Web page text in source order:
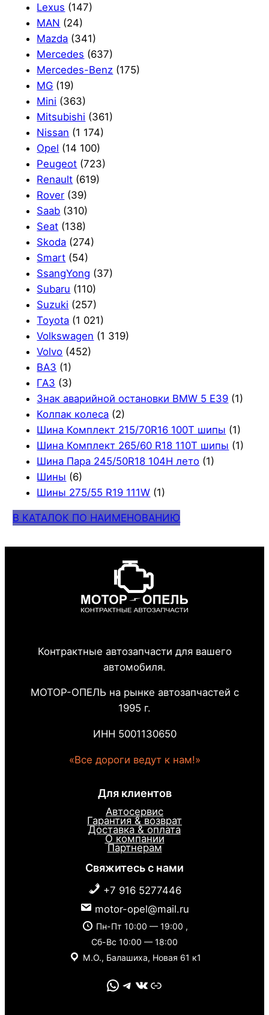
Lexus (147)
MAN (24)
Mazda (341)
Mercedes (637)
Mercedes-Benz (175)
MG (19)
Mini (363)
Mitsubishi (361)
Nissan (1 174)
Opel (14 100)
Peugeot (723)
Renault (619)
Rover (39)
Saab (310)
Seat (138)
Skoda (274)
Smart (54)
SsangYong (37)
Subaru (110)
Suzuki (257)
Toyota (1 021)
Volkswagen (1 319)
Volvo (452)
ВАЗ (1)
ГАЗ (3)
Знак аварийной остановки BMW 5 E39 (1)
Колпак колеса (2)
Шина Комплект 215/70R16 100T шипы (1)
Шина Комплект 265/60 R18 110T шипы (1)
Шина Пара 245/50R18 104H лето (1)
Шины (6)
Шины 275/55 R19 111W (1)
В КАТАЛОК ПО НАИМЕНОВАНИЮ
Контрактные автозапчасти для вашего
автомобиля.
МОТОР-ОПЕЛЬ на рынке автозапчастей с
1995 г.
ИНН 5001130650
«Все дороги ведут к нам!»
Для клиентов
Автосервис
Гарантия & возврат
Доставка & оплата
О компании
Партнерам
Свяжитесь с нами
+7 916 5277446
motor-opel@mail.ru
Пн-Пт 10:00 — 19:00 ,
Сб-Вс 10:00 — 18:00
М.О., Балашиха, Новая 61 к1
WhatsApp Telegram VK Link